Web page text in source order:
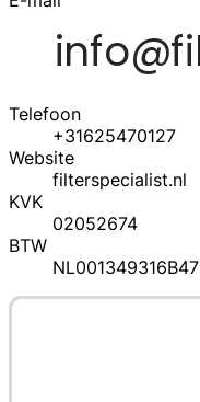
Telefoon
+31625470127
Website
filterspecialist.nl
KVK
02052674
BTW
NL001349316B47